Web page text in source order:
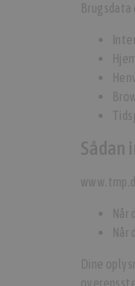
Sådan
Når
Dine